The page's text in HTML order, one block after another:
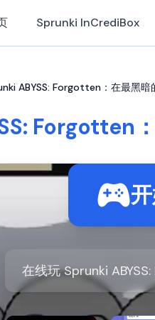
Sprunki InCrediBox
ABYSS: Forgotten：在最黑
Forgotten
在线玩 Sprunki